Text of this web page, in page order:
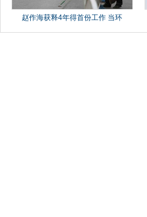
赵作海获释4年得首份工作 当环